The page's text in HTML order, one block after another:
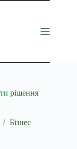
рішення
Бізнес